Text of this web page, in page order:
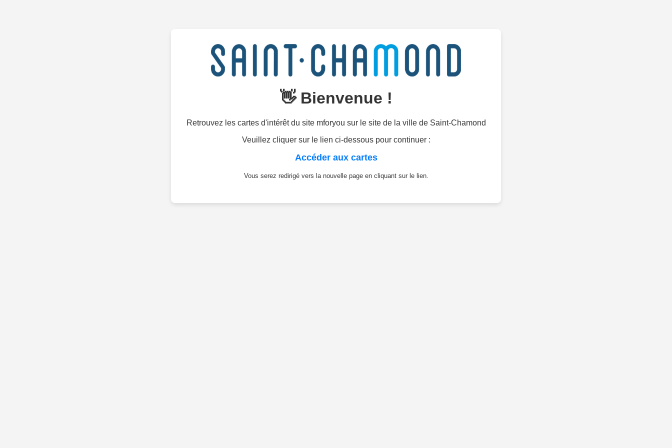
👋 Bienvenue !
Retrouvez les cartes d'intérêt du site mforyou sur le site de la ville de Saint-Chamond
Veuillez cliquer sur le lien ci-dessous pour continuer :
Accéder aux cartes
Vous serez redirigé vers la nouvelle page en cliquant sur le lien.